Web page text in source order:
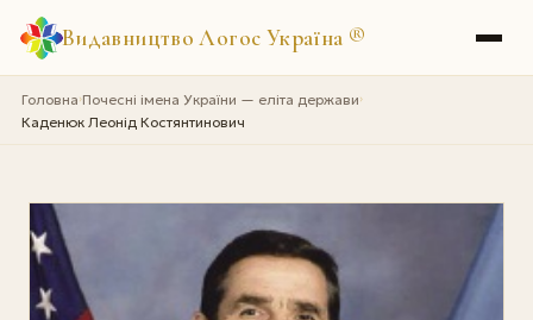
Видавництво Логос Україна ®
Головна›Почесні імена України — еліта держави›
Каденюк Леонід Костянтинович